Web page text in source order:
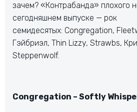
зачем? «Контрабанда» плохого
сегодняшнем выпуске — рок
семидесятых: Congregation,
Гэйбриэл, Thin Lizzy, Strawbs,
Steppenwolf.
Congregation – Softly